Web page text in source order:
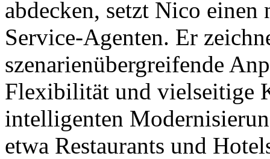
abdecken, setzt Nico
Service-Agenten. Er
szenarienübergreifende
Flexibilität und vielseitige
intelligenten
etwa Restaurants und